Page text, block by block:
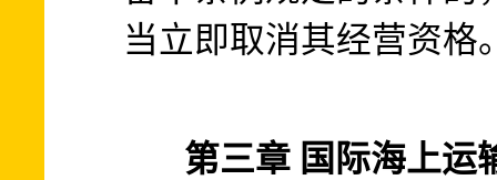
当立即取消其经营资格
第三章 国际海上运